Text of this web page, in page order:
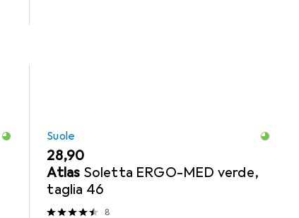
Suole
EUR
28,90
Atlas Soletta ERGO-MED verde,
taglia 46
8